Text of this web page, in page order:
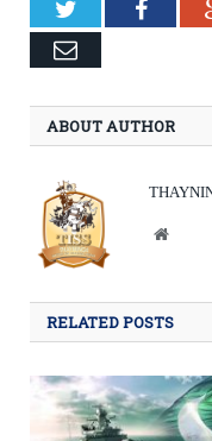
Twitter
Email
ABOUT AUTHOR
Website
RELATED POSTS